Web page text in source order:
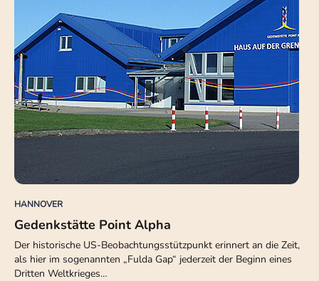
HANNOVER
Gedenkstätte Point Alpha
Der historische US-Beobachtungsstützpunkt erinnert an die Zeit,
als hier im sogenannten „Fulda Gap“ jederzeit der Beginn eines
Dritten Weltkrieges…